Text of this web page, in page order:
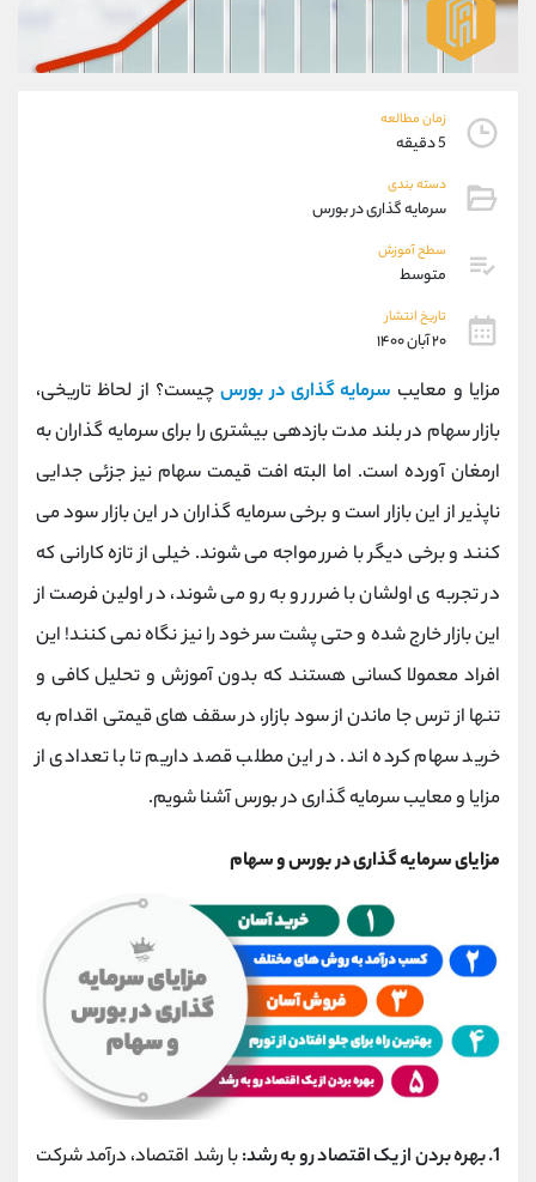
زمان مطالعه
5 دقیقه
دسته بندی
سرمایه گذاری در بورس
سطح آموزش
متوسط
تاریخ انتشار
۲۰ آبان ۱۴۰۰
مزایا و معایب سرمایه گذاری در بورسچیست؟ از لحاظ تاریخی،
بازار سهام در بلند مدت بازدهی بیشتری را برای سرمایه گذاران به
ارمغان آورده است. اما البته افت قیمت سهام نیز جزئی جدایی
ناپذیر از این بازار است و برخی سرمایه گذاران در این بازار سود می
کنند و برخی دیگر با ضرر مواجه می شوند. خیلی از تازه کارانی که
در تجربه ی اولشان با ضرر رو به رو می شوند، در اولین فرصت از
این بازار خارج شده و حتی پشت سر خود را نیز نگاه نمی کنند! این
افراد معمولا کسانی هستند که بدون آموزش و تحلیل کافی و
تنها از ترس جا ماندن از سود بازار، در سقف های قیمتی اقدام به
خرید سهام کرده اند. در این مطلب قصد داریم تا با تعدادی از
مزایا و معایب سرمایه گذاری در بورس آشنا شویم.
مزایای سرمایه گذاری در بورس و سهام
1. بهره بردن از یک اقتصاد رو به رشد:
با رشد اقتصاد، درآمد شرکت
واتساپ شروع گفتگو
تلگرام @Armteam_admin_por
پشتیبان فروش
موبایل
واتساپ
داخلی
اطلاعات تماس (دفتر فروش)
تلفن 021-22021030
بدون پیش شماره 90001030
اینستاگرام @alireza.mehrabii
کانال تلگرام @alirezamehrabi_com
کانال بله